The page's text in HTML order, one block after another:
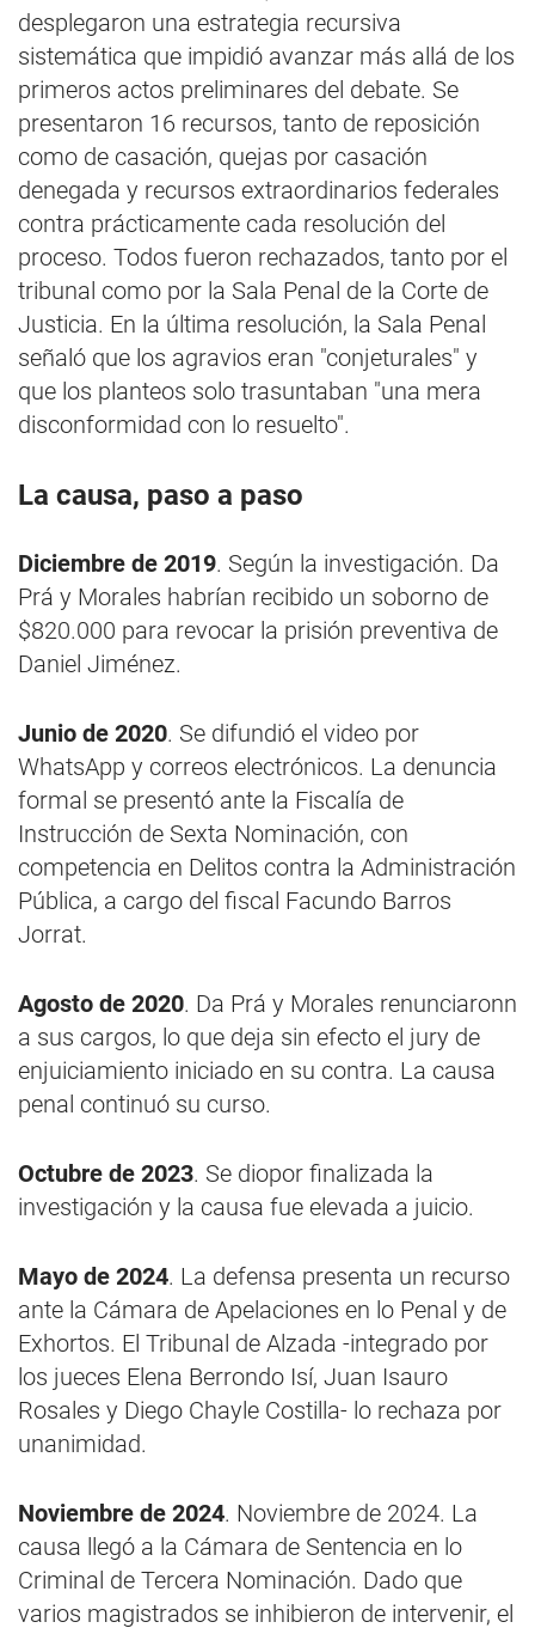
desplegaron una estrategia recursiva
sistemática que impidió avanzar más allá de los
primeros actos preliminares del debate. Se
presentaron 16 recursos, tanto de reposición
como de casación, quejas por casación
denegada y recursos extraordinarios federales
contra prácticamente cada resolución del
proceso. Todos fueron rechazados, tanto por el
tribunal como por la Sala Penal de la Corte de
Justicia. En la última resolución, la Sala Penal
señaló que los agravios eran "conjeturales" y
que los planteos solo trasuntaban "una mera
disconformidad con lo resuelto".
La causa, paso a paso
Diciembre de 2019. Según la investigación. Da
Prá y Morales habrían recibido un soborno de
$820.000 para revocar la prisión preventiva de
Daniel Jiménez.
Junio de 2020. Se difundió el video por
WhatsApp y correos electrónicos. La denuncia
formal se presentó ante la Fiscalía de
Instrucción de Sexta Nominación, con
competencia en Delitos contra la Administración
Pública, a cargo del fiscal Facundo Barros
Jorrat.
Agosto de 2020. Da Prá y Morales renunciaronn
a sus cargos, lo que deja sin efecto el jury de
enjuiciamiento iniciado en su contra. La causa
penal continuó su curso.
Octubre de 2023. Se diopor finalizada la
investigación y la causa fue elevada a juicio.
Mayo de 2024. La defensa presenta un recurso
ante la Cámara de Apelaciones en lo Penal y de
Exhortos. El Tribunal de Alzada -integrado por
los jueces Elena Berrondo Isí, Juan Isauro
Rosales y Diego Chayle Costilla- lo rechaza por
unanimidad.
Noviembre de 2024. Noviembre de 2024. La
causa llegó a la Cámara de Sentencia en lo
Criminal de Tercera Nominación. Dado que
varios magistrados se inhibieron de intervenir, el